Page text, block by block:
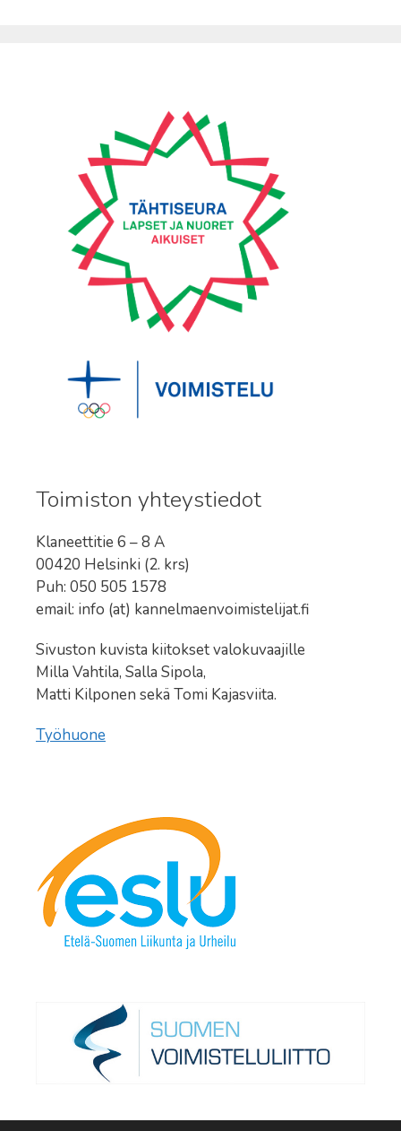
Toimiston yhteystiedot
Klaneettitie 6 – 8 A
00420 Helsinki (2. krs)
Puh: 050 505 1578
email: info (at) kannelmaenvoimistelijat.fi
Sivuston kuvista kiitokset valokuvaajille
Milla Vahtila, Salla Sipola,
Matti Kilponen sekä Tomi Kajasviita.
Työhuone